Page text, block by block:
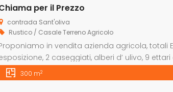
per il Prezzo
contrada Sant'oliva
Rustico / CasaleTerreno Agricolo
in vendita azienda agricola, totali
2 caseggiati, alberi d’ ulivo, 9
nero D’Avola. , 6 ettari di seminativo, alberi
300 m2